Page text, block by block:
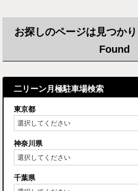
お探しのページは見つか
Found
二リーン月極駐車場検索
東京都
神奈川県
千葉県